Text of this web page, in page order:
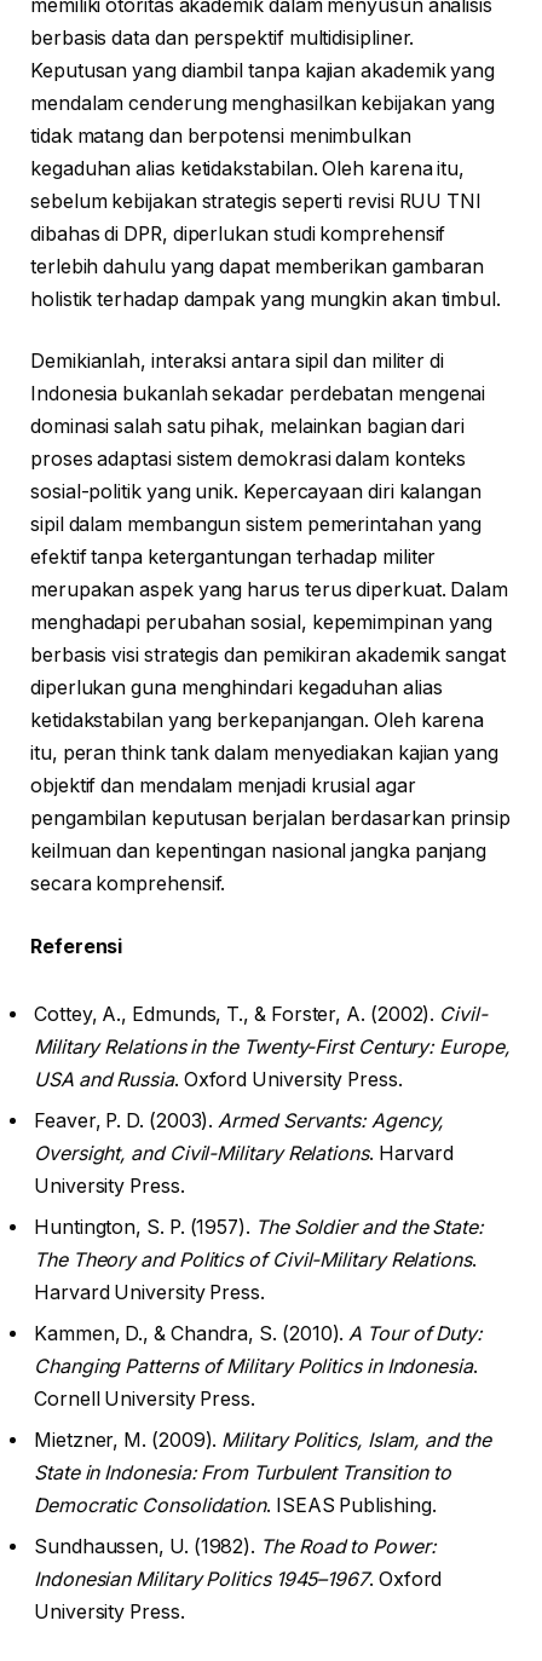
memiliki otoritas akademik dalam menyusun analisis
berbasis data dan perspektif multidisipliner.
Keputusan yang diambil tanpa kajian akademik yang
mendalam cenderung menghasilkan kebijakan yang
tidak matang dan berpotensi menimbulkan
kegaduhan alias ketidakstabilan. Oleh karena itu,
sebelum kebijakan strategis seperti revisi RUU TNI
dibahas di DPR, diperlukan studi komprehensif
terlebih dahulu yang dapat memberikan gambaran
holistik terhadap dampak yang mungkin akan timbul.
Demikianlah, interaksi antara sipil dan militer di
Indonesia bukanlah sekadar perdebatan mengenai
dominasi salah satu pihak, melainkan bagian dari
proses adaptasi sistem demokrasi dalam konteks
sosial-politik yang unik. Kepercayaan diri kalangan
sipil dalam membangun sistem pemerintahan yang
efektif tanpa ketergantungan terhadap militer
merupakan aspek yang harus terus diperkuat. Dalam
menghadapi perubahan sosial, kepemimpinan yang
berbasis visi strategis dan pemikiran akademik sangat
diperlukan guna menghindari kegaduhan alias
ketidakstabilan yang berkepanjangan. Oleh karena
itu, peran think tank dalam menyediakan kajian yang
objektif dan mendalam menjadi krusial agar
pengambilan keputusan berjalan berdasarkan prinsip
keilmuan dan kepentingan nasional jangka panjang
secara komprehensif.
Referensi
Cottey, A., Edmunds, T., & Forster, A. (2002). Civil-
Military Relations in the Twenty-First Century: Europe,
USA and Russia. Oxford University Press.
Feaver, P. D. (2003). Armed Servants: Agency,
Oversight, and Civil-Military Relations. Harvard
University Press.
Huntington, S. P. (1957). The Soldier and the State:
The Theory and Politics of Civil-Military Relations.
Harvard University Press.
Kammen, D., & Chandra, S. (2010). A Tour of Duty:
Changing Patterns of Military Politics in Indonesia.
Cornell University Press.
Mietzner, M. (2009). Military Politics, Islam, and the
State in Indonesia: From Turbulent Transition to
Democratic Consolidation. ISEAS Publishing.
Sundhaussen, U. (1982). The Road to Power:
Indonesian Military Politics 1945–1967. Oxford
University Press.